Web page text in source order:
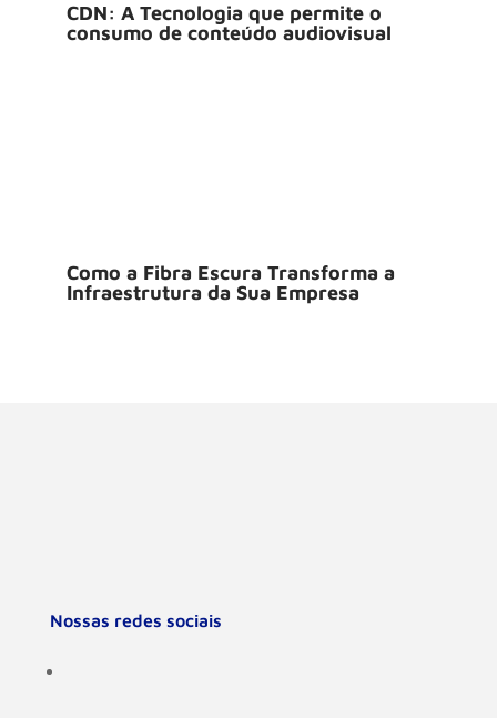
CDN: A Tecnologia que permite o
consumo de conteúdo audiovisual
Como a Fibra Escura Transforma a
Infraestrutura da Sua Empresa
Nossas redes sociais